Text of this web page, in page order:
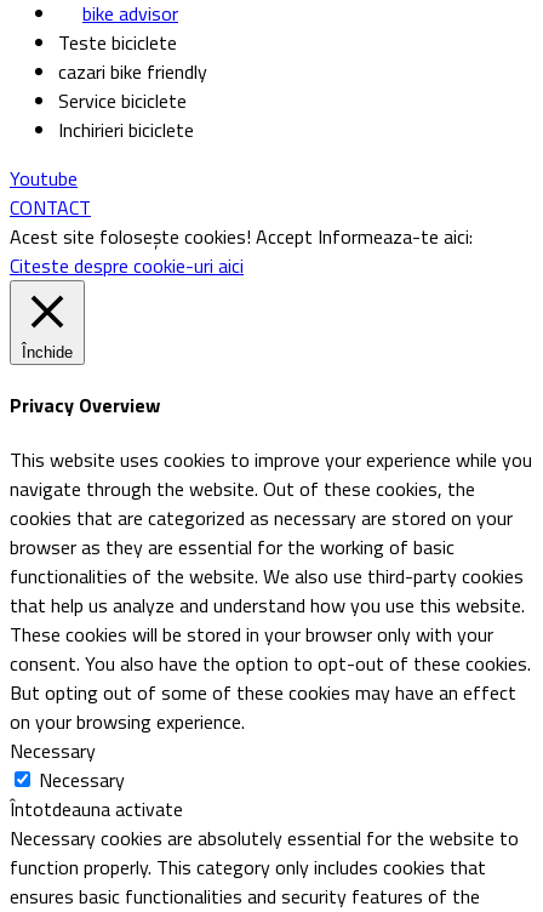
bike advisor
Teste biciclete
cazari bike friendly
Service biciclete
Inchirieri biciclete
Youtube
CONTACT
Acest site folosește cookies! Accept Informeaza-te aici:
Citeste despre cookie-uri aici
Închide
Privacy Overview
This website uses cookies to improve your experience while you
navigate through the website. Out of these cookies, the
cookies that are categorized as necessary are stored on your
browser as they are essential for the working of basic
functionalities of the website. We also use third-party cookies
that help us analyze and understand how you use this website.
These cookies will be stored in your browser only with your
consent. You also have the option to opt-out of these cookies.
But opting out of some of these cookies may have an effect
on your browsing experience.
Necessary
Necessary
Întotdeauna activate
Necessary cookies are absolutely essential for the website to
function properly. This category only includes cookies that
ensures basic functionalities and security features of the